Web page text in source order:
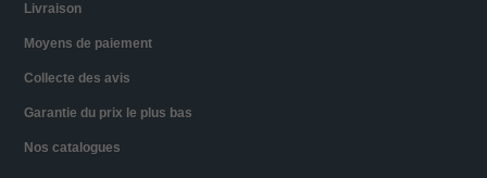
Livraison
Moyens de paiement
Collecte des avis
Garantie du prix le plus bas
Nos catalogues